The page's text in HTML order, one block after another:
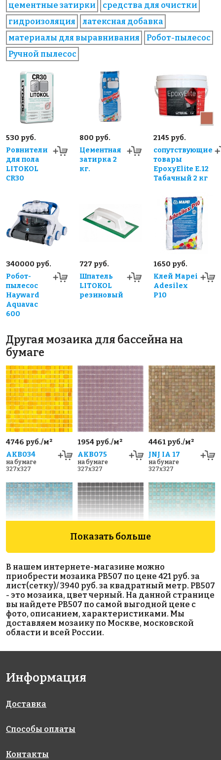
цементные затирки
средства для очистки
гидроизоляция
латексная добавка
материалы для выравнивания
Робот-пылесос
Ручной пылесос
530 руб.
Ровнители
для пола
LITOKOL
CR30
800 руб.
Цементная
затирка 2
кг.
2145 руб.
сопутствующие
товары
EpoxyElite E.12
Табачный 2 кг
340000 руб.
Робот-
пылесос
Hayward
Aquavac
600
727 руб.
Шпатель
LITOKOL
резиновый
1650 руб.
Клей Mapei
Adesilex
P10
Другая мозаика для бассейна на
бумаге
4746 руб./м²
AKB034
на бумаге
327x327
1954 руб./м²
AKB075
на бумаге
327x327
4461 руб./м²
JNJ IA 17
на бумаге
327x327
JNJ 04.S457
на бумаге
318x318
AKB078
на бумаге
327x327
JNJ 04.S442
на бумаге
318x318
5039 руб./м²
327x327
1850 руб./м²
Показать больше
В нашем интернете-магазине можно
приобрести мозаика PB507 по цене 421 руб. за
лист(сетку)/ 3940 руб. за квадратный метр. PB507
- это мозаика, цвет черный. На данной странице
вы найдете PB507 по самой выгодной цене с
фото, описанием, характеристиками. Мы
доставляем мозаику по Москве, московской
области и всей России.
Информация
Доставка
Способы оплаты
Контакты